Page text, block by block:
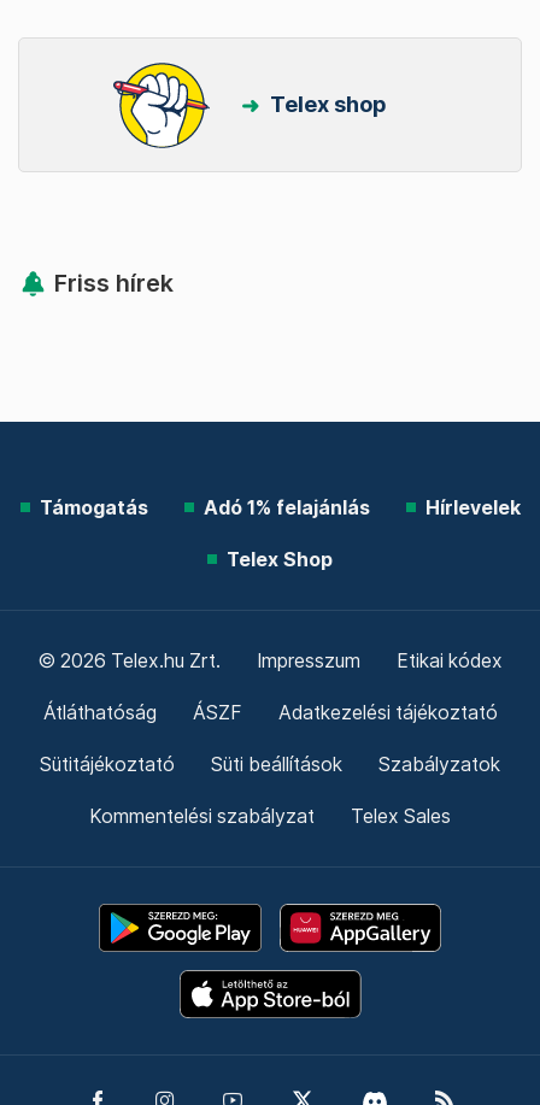
Telex shop
Friss hírek
Támogatás Adó 1% felajánlás Hírlevelek
Telex Shop
© 2026 Telex.hu Zrt. Impresszum Etikai kódex
Átláthatóság ÁSZF Adatkezelési tájékoztató
Sütitájékoztató Süti beállítások Szabályzatok
Kommentelési szabályzat Telex Sales